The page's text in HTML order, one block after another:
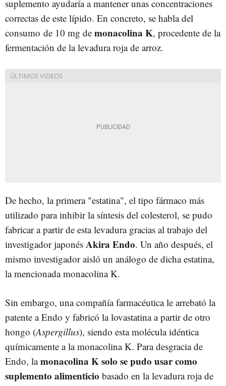
suplemento ayudaría a mantener unas concentraciones
correctas de este lípido. En concreto, se habla del
consumo de 10 mg de monacolina K, procedente de la
fermentación de la levadura roja de arroz.
De hecho, la primera "estatina", el tipo fármaco más
utilizado para inhibir la síntesis del colesterol, se pudo
fabricar a partir de esta levadura gracias al trabajo del
investigador japonés Akira Endo. Un año después, el
mismo investigador aisló un análogo de dicha estatina,
la mencionada monacolina K.
Sin embargo, una compañía farmacéutica le arrebató la
patente a Endo y fabricó la lovastatina a partir de otro
hongo (Aspergillus), siendo esta molécula idéntica
químicamente a la monacolina K. Para desgracia de
Endo, lamonacolina K solo se pudo usar como
suplemento alimenticio basado en la levadura roja de